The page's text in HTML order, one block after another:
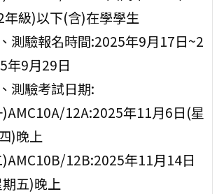
年級)以下(含)在學學生
測驗報名時間:2025年9月17日~2
年9月29日
測驗考試日期:
)AMC10A/12A:2025年11月6日(星
)晚上
)AMC10B/12B:2025年11月14日
五)晚上